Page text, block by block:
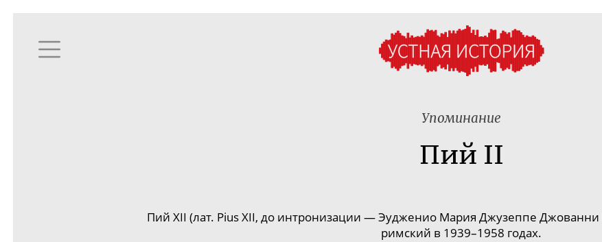
Упоминание
Пий II
Пий XII (лат. Pius XII, до интронизации — Эудженио Мария Джузеппе
римский в 1939–1958 годах.